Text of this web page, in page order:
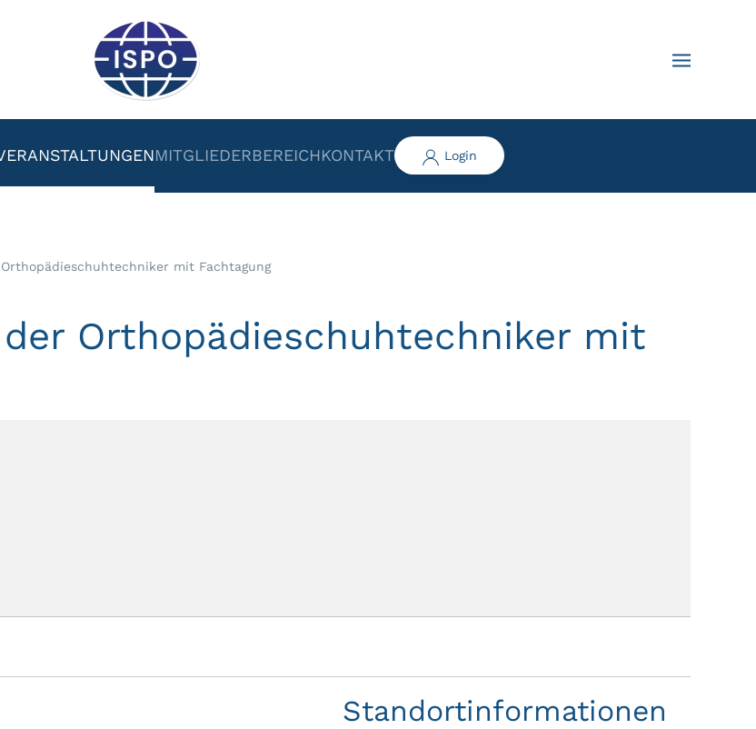
MITGLIEDERBEREICHKONTAKT Login
mit Fachtagung
Orthopädieschuhtechniker mit
Standortinformationen